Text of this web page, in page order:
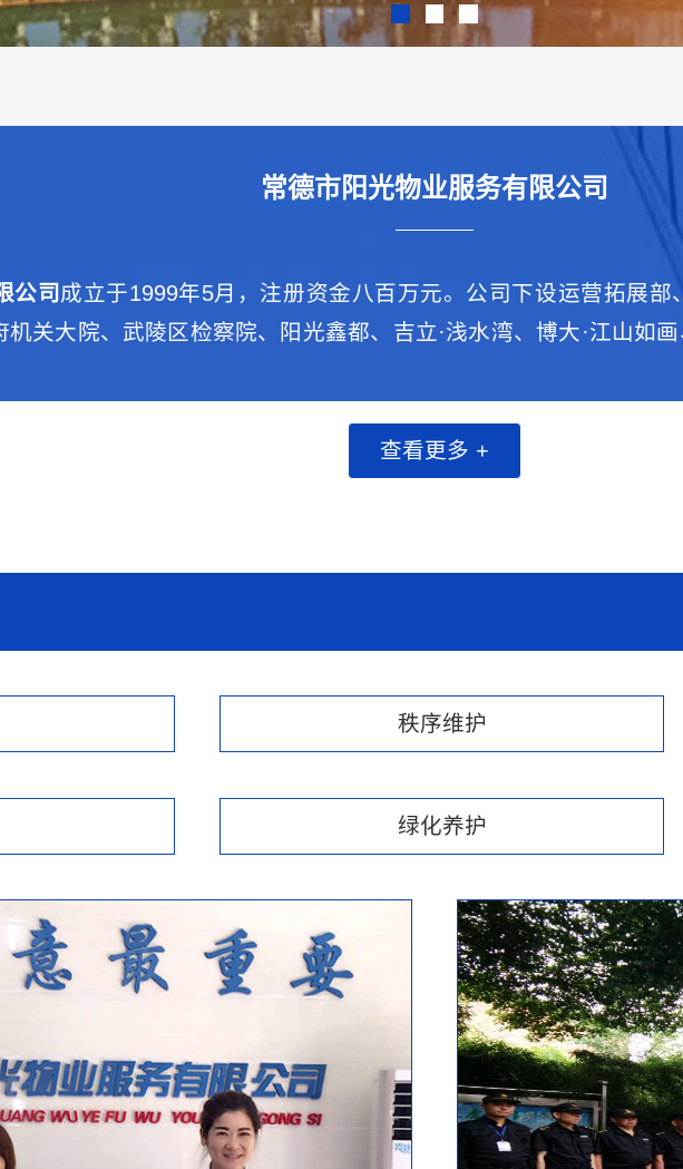
常德市阳光物业服务有限公司
公司 成立于1999年5月，注册资金八百万元。公司下设运营拓展
关大院、武陵区检察院、阳光鑫都、吉立·浅水湾、博大·江山如
查看更多 +
秩序维护
绿化养护